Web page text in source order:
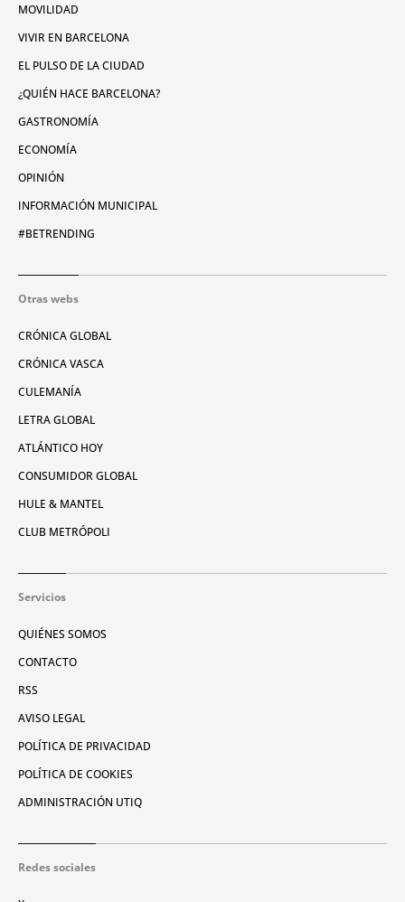
MOVILIDAD
VIVIR EN BARCELONA
EL PULSO DE LA CIUDAD
¿QUIÉN HACE BARCELONA?
GASTRONOMÍA
ECONOMÍA
OPINIÓN
INFORMACIÓN MUNICIPAL
#BETRENDING
Otras webs
CRÓNICA GLOBAL
CRÓNICA VASCA
CULEMANÍA
LETRA GLOBAL
ATLÁNTICO HOY
CONSUMIDOR GLOBAL
HULE & MANTEL
CLUB METRÓPOLI
Servicios
QUIÉNES SOMOS
CONTACTO
RSS
AVISO LEGAL
POLÍTICA DE PRIVACIDAD
POLÍTICA DE COOKIES
ADMINISTRACIÓN UTIQ
Redes sociales